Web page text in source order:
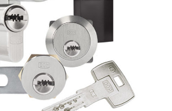
Dodací lhůta: 1-2 Wochen
Porovnat